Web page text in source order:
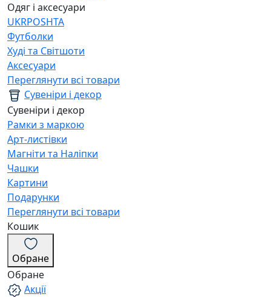
Одяг і аксесуари
UKRPOSHTA
Футболки
Худі та Світшоти
Аксесуари
Переглянути всі товари
Сувеніри і декор
Сувеніри і декор
Рамки з маркою
Арт-листівки
Магніти та Наліпки
Чашки
Картини
Подарунки
Переглянути всі товари
Кошик
Обране
Обране
Акції